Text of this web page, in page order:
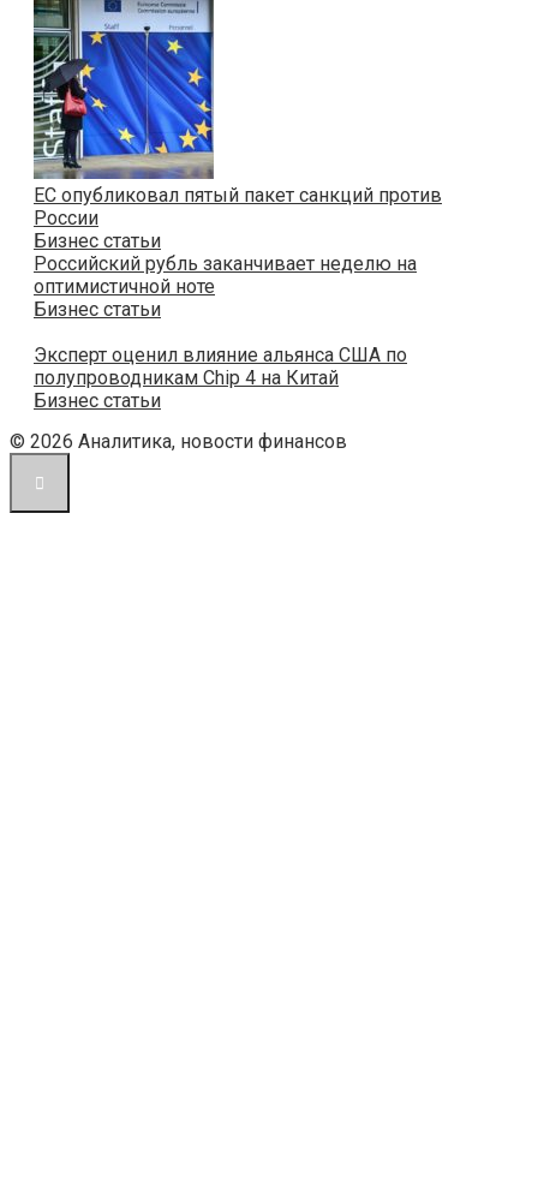
ЕС опубликовал пятый пакет санкций против
России
Бизнес статьи
Российский рубль заканчивает неделю на
оптимистичной ноте
Бизнес статьи
Эксперт оценил влияние альянса США по
полупроводникам Chip 4 на Китай
Бизнес статьи
© 2026 Аналитика, новости финансов